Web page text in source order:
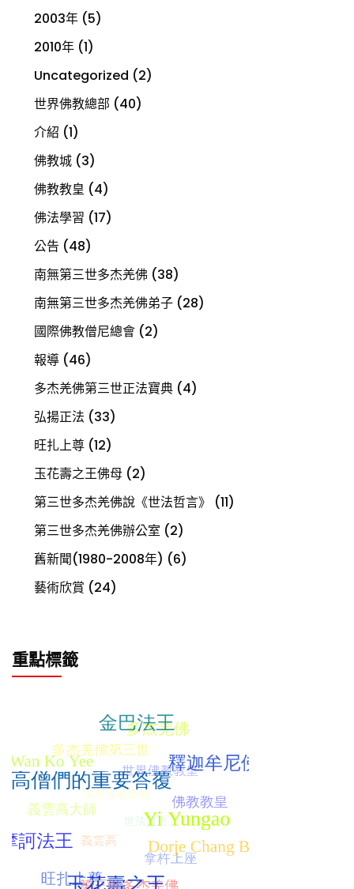
2003年 (5)
2010年 (1)
Uncategorized (2)
世界佛教總部 (40)
介紹 (1)
佛教城 (3)
佛教教皇 (4)
佛法學習 (17)
公告 (48)
南無第三世多杰羌佛 (38)
南無第三世多杰羌佛弟子 (28)
國際佛教僧尼總會 (2)
報導 (46)
多杰羌佛第三世正法寶典 (4)
弘揚正法 (33)
旺扎上尊 (12)
玉花壽之王佛母 (2)
第三世多杰羌佛說《世法哲言》
(11)
第三世多杰羌佛辦公室 (2)
舊新聞(1980-2008年) (6)
藝術欣賞 (24)
重點標籤